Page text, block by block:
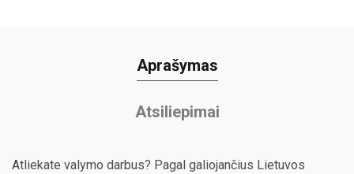
Aprašymas
Atsiliepimai
Atliekate valymo darbus? Pagal galiojančius Lietuvos